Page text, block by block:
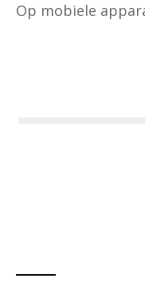
Op mobiele